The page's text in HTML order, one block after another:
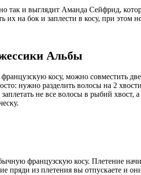
так и выглядит Аманда Сейфрид,
их на бок и заплести в косу, при этом
Альбы
косу, можно совместить
нужно разделить волосы на 2
не все волосы в рыбий хвост,
французскую косу. Плетение
пряди из плетения вы отпускаете и